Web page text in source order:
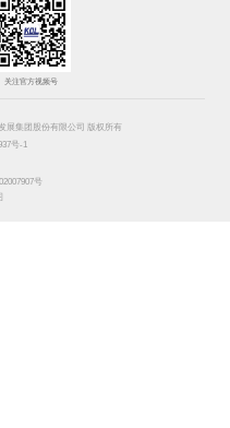
关注官方视频号
展集团股份有限公司 版权所有
号-1
号